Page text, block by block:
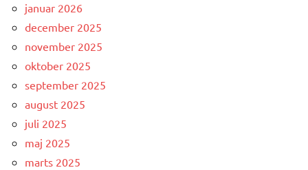
januar 2026
december 2025
november 2025
oktober 2025
september 2025
august 2025
juli 2025
maj 2025
marts 2025